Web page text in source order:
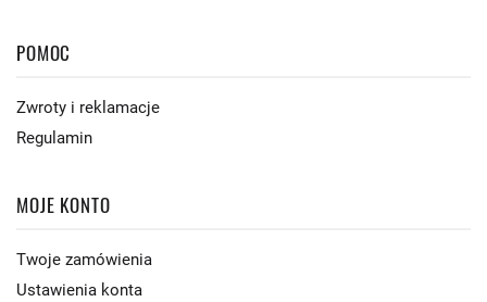
POMOC
Zwroty i reklamacje
Regulamin
MOJE KONTO
Twoje zamówienia
Ustawienia konta